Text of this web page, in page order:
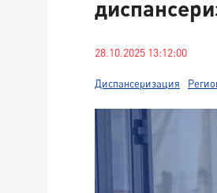
28.10.2025 13:12:00
Диспансеризация